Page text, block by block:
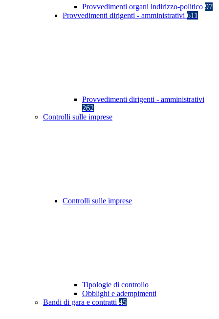
Provvedimenti organi indirizzo-politico 97
Provvedimenti dirigenti - amministrativi 611
Provvedimenti dirigenti - amministrativi
262
Controlli sulle imprese
Controlli sulle imprese
Tipologie di controllo
Obblighi e adempimenti
Bandi di gara e contratti 45